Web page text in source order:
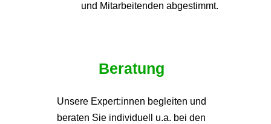
und Mitarbeitenden abgestimmt.
Beratung
Unsere Expert:innen begleiten und
beraten Sie individuell u.a. bei den